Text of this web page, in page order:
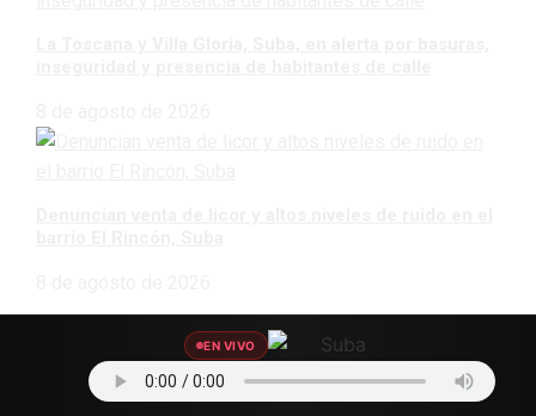
CATEGORÍAS
Agro Data45
EN VIVO